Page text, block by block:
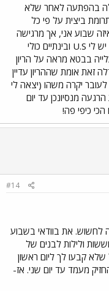
בהפתעה לאחר שלא
ביצית על פי כל
שבוע אני, אך מרגישה
לא טוב כבר בערך חודשיים, רק ביום שני יש לי U.S ובינתיים כולי
בבטא מראה על הריון
זאת אומת שההריון עדיין
יקרה משהו (יצאה לי
הרגעה מנסיונכן עד יום
כיפי פה!
#14
לחשוש. את בוודאי בשבוע
ולילות לבנים של
קבעו לך ליום ראשון
מעמד עד יום שני. אז-